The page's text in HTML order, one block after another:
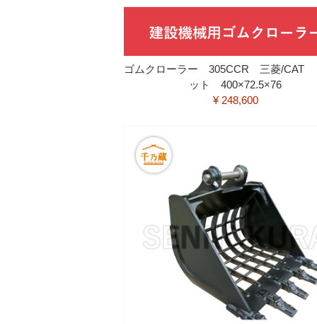
ゴムクローラー 305CCR 三菱/CAT
ット 400×72.5×76
¥ 248,600